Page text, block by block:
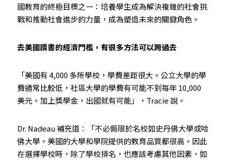
國教育的終極目標之一：培養學生成為解決複雜的社會挑
戰和推動社會進步的力量，成為塑造未來的關鍵角色。
去美國讀書的經濟門檻，有很多方法可以跨過去
「美國有 4,000 多所學校，學費差距很大。公立大學的學
費通常比較低，社區大學的學費有可能不到每年 10,000
美元。加上獎學金，出國就有可能」，Tracie 說。
Dr. Nadeau 補充道：「不必侷限於名校如史丹佛大學或哈
佛大學。美國的大學和學院提供的教育品質都很高。因此
在選擇學校時，除了學校排名，也應該考慮其他因素，如